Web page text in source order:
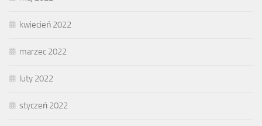
kwiecień 2022
marzec 2022
luty 2022
styczeń 2022